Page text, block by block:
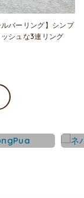
ルバーリング】シンプ
シュな3連リング